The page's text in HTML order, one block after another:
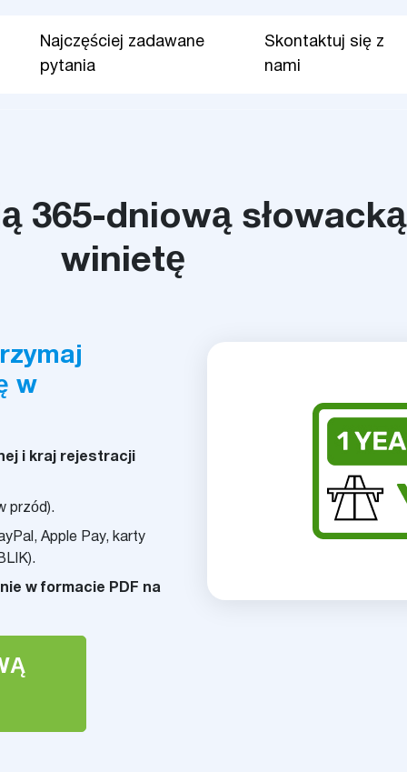
Najczęściej zadawane
pytania
Skontaktuj się z
nami
365-dniową słowacką
winietę
w
i kraj rejestracji
przód).
Apple Pay, karty
w formacie PDF na